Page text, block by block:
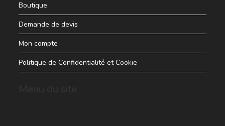
Boutique
Demande de devis
Mon compte
Politique de Confidentialité et Cookie